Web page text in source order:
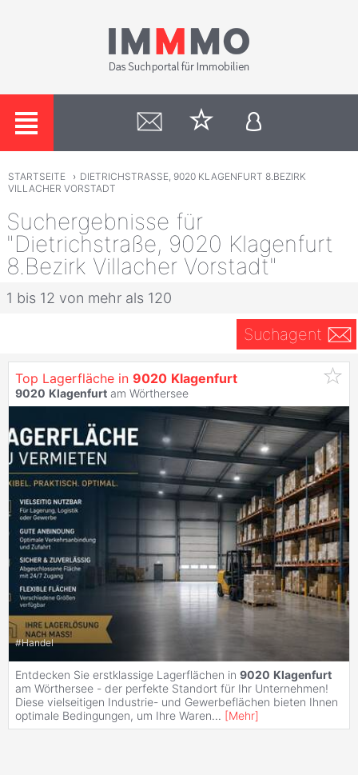
STARTSEITE › DIETRICHSTRASSE, 9020 KLAGENFURT 8.BEZIRK
VILLACHER VORSTADT
Suchergebnisse für
"Dietrichstraße, 9020 Klagenfurt
8.Bezirk Villacher Vorstadt"
1 bis 12 von mehr als 120
Suchagent
Top Lagerfläche in 9020 Klagenfurt
9020 Klagenfurt am Wörthersee
#Handel
Entdecken Sie erstklassige Lagerflächen in 9020 Klagenfurt
am Wörthersee - der perfekte Standort für Ihr Unternehmen!
Diese vielseitigen Industrie- und Gewerbeflächen bieten Ihnen
optimale Bedingungen, um Ihre Waren... [Mehr]